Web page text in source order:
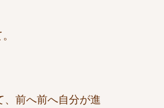
前へ前へ自分が進